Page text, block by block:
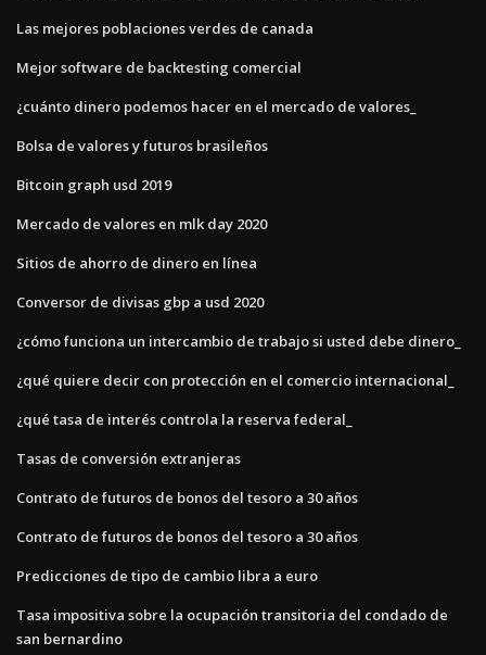
Las mejores poblaciones verdes de canada
Mejor software de backtesting comercial
¿cuánto dinero podemos hacer en el mercado de valores_
Bolsa de valores y futuros brasileños
Bitcoin graph usd 2019
Mercado de valores en mlk day 2020
Sitios de ahorro de dinero en línea
Conversor de divisas gbp a usd 2020
¿cómo funciona un intercambio de trabajo si usted debe dinero_
¿qué quiere decir con protección en el comercio internacional_
¿qué tasa de interés controla la reserva federal_
Tasas de conversión extranjeras
Contrato de futuros de bonos del tesoro a 30 años
Contrato de futuros de bonos del tesoro a 30 años
Predicciones de tipo de cambio libra a euro
Tasa impositiva sobre la ocupación transitoria del condado de
san bernardino